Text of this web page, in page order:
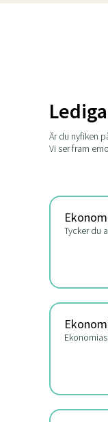
Är du nyfiken
Vi ser fram
Tycker du